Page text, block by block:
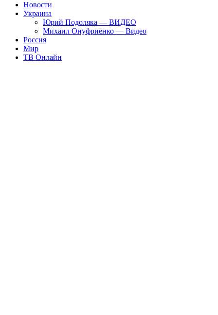
Новости
Украина
Юрий Подоляка — ВИДЕО
Михаил Онуфриенко — Видео
Россия
Мир
ТВ Онлайн